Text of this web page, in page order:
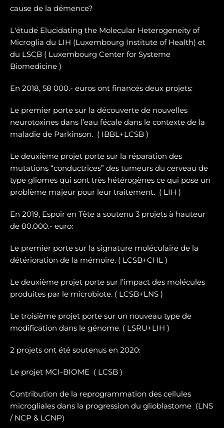
cause de la démence?
L'étude Elucidating the Molecular Heterogeneity of
Microglia du LIH (Luxembourg Institute of Health) et
du LSCB ( Luxembourg Center for Systeme
Biomedicine )
En 2018, 58 000.- euros ont financés deux projets:
Le premier porte sur la découverte de nouvelles
neurotoxines dans l’eau fécale dans le contexte de la
maladie de Parkinson. ( IBBL+LCSB )
Le deuxième projet porte sur la réparation des
mutations “conductrices” des tumeurs du cerveau de
type gliomes qui sont très hétérogènes ce qui pose un
problème majeur pour leur traitement. ( LIH )
En 2019, Espoir en Tête a soutenu 3 projets à hauteur
de 80.000.- euro:
Le premier porte sur la signature moléculaire de la
détérioration de la mémoire. ( LCSB+CHL )
Le deuxième projet porte sur l’impact des molécules
produites par le microbiote. ( LCSB+LNS )
Le troisième projet porte sur un nouveau type de
modification dans le génome. ( LSRU+LIH )
2 projets ont été soutenus en 2020:
Le projet MCI-BIOME ( LCSB )
Contribution de la reprogrammation des cellules
microgliales dans la progression du glioblastome (LNS
/ NCP & LCNP)